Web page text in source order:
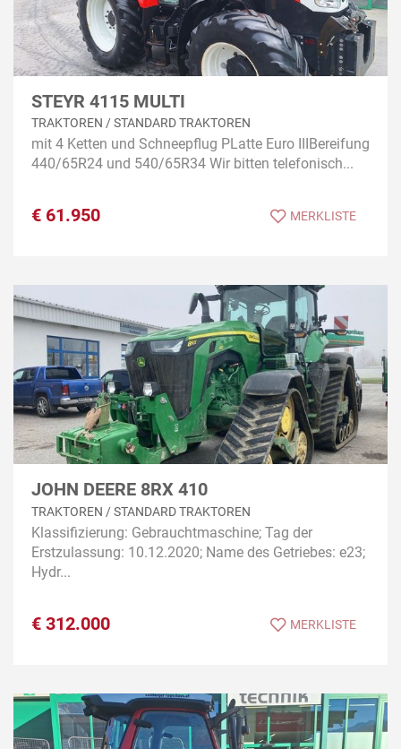
STEYR 4115 MULTI
TRAKTOREN / STANDARD TRAKTOREN
mit 4 Ketten und Schneepflug PLatte Euro IIIBereifung
440/65R24 und 540/65R34 Wir bitten telefonisch...
€ 61.950 MERKLISTE
JOHN DEERE 8RX 410
TRAKTOREN / STANDARD TRAKTOREN
Klassifizierung: Gebrauchtmaschine; Tag der
Erstzulassung: 10.12.2020; Name des Getriebes: e23;
Hydr...
€ 312.000 MERKLISTE